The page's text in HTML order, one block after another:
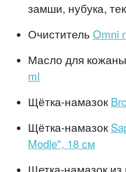
замши, нубука,
Очиститель Omni
Масло для
ml
Щётка-намазок
Щётка-намазок
Modle", 18 см